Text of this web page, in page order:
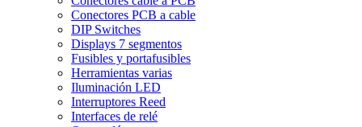
Conectores PCB a cable
DIP Switches
Displays 7 segmentos
Fusibles y portafusibles
Herramientas varias
Iluminación LED
Interruptores Reed
Interfaces de relé